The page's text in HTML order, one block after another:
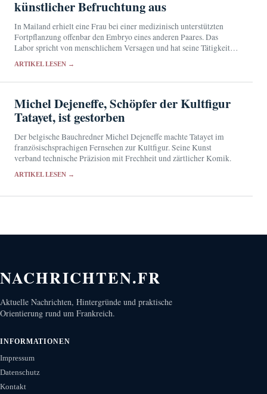
künstlicher Befruchtung aus
In Mailand erhielt eine Frau bei einer medizinisch unterstützten
Fortpflanzung offenbar den Embryo eines anderen Paares. Das
Labor spricht von menschlichem Versagen und hat seine Tätigkeit
ARTIKEL LESEN →
Michel Dejeneffe, Schöpfer der Kultfigur
Tatayet, ist gestorben
Der belgische Bauchredner Michel Dejeneffe machte Tatayet im
französischsprachigen Fernsehen zur Kultfigur. Seine Kunst
verband technische Präzision mit Frechheit und zärtlicher Komik.
ARTIKEL LESEN →
NACHRICHTEN.FR
Aktuelle Nachrichten, Hintergründe und praktische
Orientierung rund um Frankreich.
INFORMATIONEN
Impressum
Datenschutz
Kontakt